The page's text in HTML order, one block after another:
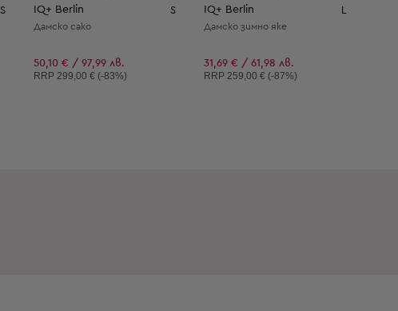
S IQ+ Berlin S
Дамско сако
50,10 € / 97,99 лв.
Препоръчителна цена:
RRP 299,00 € (-83%)
IQ+ Berlin
Дамско зимно яке
31,69 € / 61,98 лв.
Препоръчителна цена:
RRP 259,00 € (-87%)